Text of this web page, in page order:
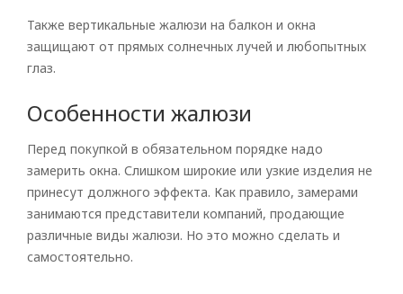
Также вертикальные жалюзи на балкон и окна
защищают от прямых солнечных лучей и любопытных
глаз.
Особенности жалюзи
Перед покупкой в обязательном порядке надо
замерить окна. Слишком широкие или узкие изделия не
принесут должного эффекта. Как правило, замерами
занимаются представители компаний, продающие
различные виды жалюзи. Но это можно сделать и
самостоятельно.